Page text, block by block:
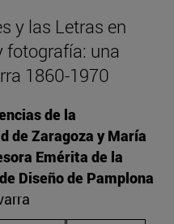
y las Letras en
fotografía: una
1860-1970
de la
de Zaragoza y María
Emérita de la
Diseño de Pamplona